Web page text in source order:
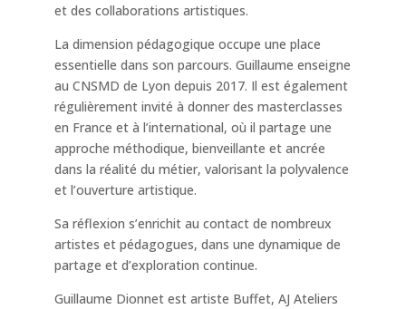
et des collaborations artistiques.
La dimension pédagogique occupe une place
essentielle dans son parcours. Guillaume enseigne
au CNSMD de Lyon depuis 2017. Il est également
régulièrement invité à donner des masterclasses
en France et à l’international, où il partage une
approche méthodique, bienveillante et ancrée
dans la réalité du métier, valorisant la polyvalence
et l’ouverture artistique.
Sa réflexion s’enrichit au contact de nombreux
artistes et pédagogues, dans une dynamique de
partage et d’exploration continue.
Guillaume Dionnet est artiste Buffet, AJ Ateliers